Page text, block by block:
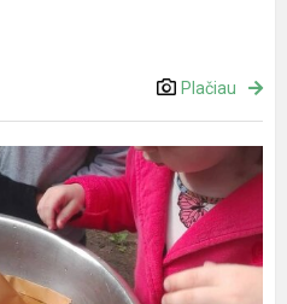
Plačiau